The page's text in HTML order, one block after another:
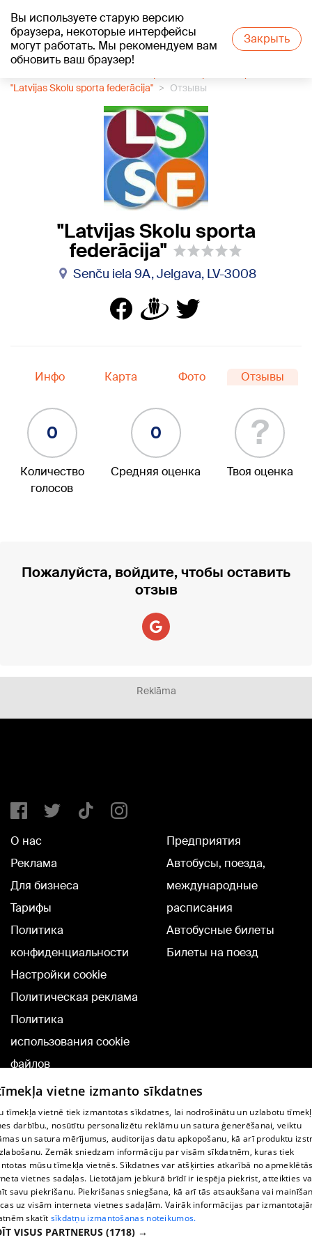
Вы используете старую версию
браузера, некоторые интерфейсы
могут работать. Мы рекомендуем вам
обновить ваш браузер!
Закрыть
+21°C
"Latvijas Skolu sporta federācija"
Отзывы
"Latvijas Skolu sporta
federācija"
Senču iela 9A, Jelgava, LV-3008
Инфо Карта Фото Отзывы
0
Количество
голосов
0
Средняя оценка
?
Твоя оценка
Пожалуйста, войдите, чтобы оставить
отзыв
Reklāma
О нас
Реклама
Для бизнеса
Тарифы
Политика
конфиденциальности
Настройки cookie
Политическая реклама
Политика
использования cookie
файлов
Добавление
комментариев
Предприятия
Автобусы, поезда,
международные
расписания
Автобусные билеты
Билеты на поезд
TВ-программа
Условия договора
360 Ziņu kontakti
Helio Media
Служба помощи портала: э-почта -
vietne izmanto sīkdatnes
tīmekļa vietnē tiek izmantotas sīkdatnes, lai nodrošinātu un uzlabotu
darbību., nosūtītu personalizētu reklāmu un satura ģenerēšanai, veiktu
un satura mērījumus, auditorijas datu apkopošanu, kā arī produktu
Zemāk sniedzam informāciju par visām sīkdatnēm, kuras tiek
mūsu tīmekļa vietnēs. Sīkdatnes var atšķirties atkarībā no
vietnes sadaļas. Lietotājam jebkurā brīdī ir iespēja piekrist, atteikties
savu piekrišanu. Piekrišanas sniegšana, kā arī tās atsaukšana vai
uz visām interneta vietnes sadaļām. Vairāk informācijas par
skatīt sīkdatņu izmantošanas noteikumos.
VISUS PARTNERUS (1718) →